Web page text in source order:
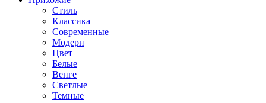
Стиль
Классика
Современные
Модерн
Цвет
Белые
Венге
Светлые
Темные